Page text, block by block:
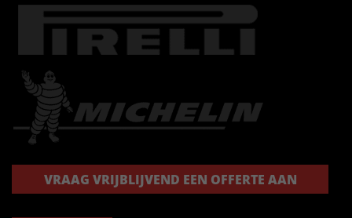
VRAAG VRIJBLIJVEND EEN OFFERTE AAN